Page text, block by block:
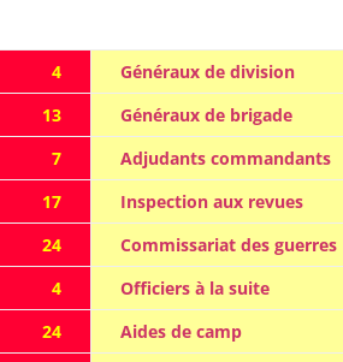
4
Généraux de division
13
Généraux de brigade
7
Adjudants commandants
17
Inspection aux revues
24
Commissariat des guerres
4
Officiers à la suite
24
Aides de camp